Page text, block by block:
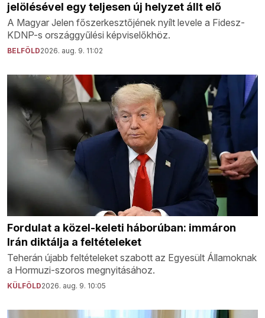
jelölésével egy teljesen új helyzet állt elő
A Magyar Jelen főszerkesztőjének nyílt levele a Fidesz-
KDNP-s országgyűlési képviselőkhöz.
BELFÖLD2026. aug. 9. 11:02
Fordulat a közel-keleti háborúban: immáron
Irán diktálja a feltételeket
Teherán újabb feltételeket szabott az Egyesült Államoknak
a Hormuzi-szoros megnyitásához.
KÜLFÖLD2026. aug. 9. 10:05